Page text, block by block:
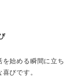
始める瞬間に立ち
びです。